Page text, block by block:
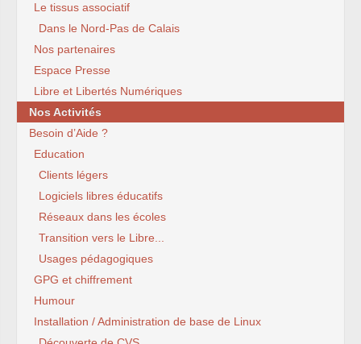
Le tissus associatif
Dans le Nord-Pas de Calais
Nos partenaires
Espace Presse
Libre et Libertés Numériques
Nos Activités
Besoin d’Aide ?
Education
Clients légers
Logiciels libres éducatifs
Réseaux dans les écoles
Transition vers le Libre...
Usages pédagogiques
GPG et chiffrement
Humour
Installation / Administration de base de Linux